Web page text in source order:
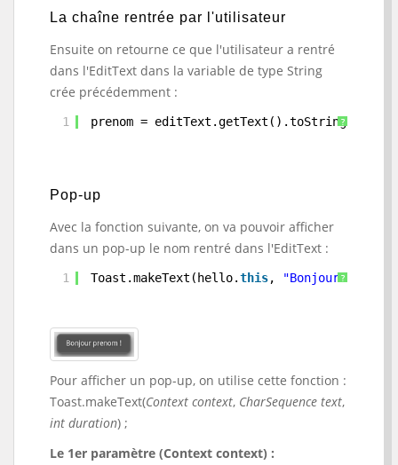
La chaîne rentrée par l'utilisateur
Ensuite on retourne ce que l'utilisateur a rentré
dans l'EditText dans la variable de type String
crée précédemment :
?
1 prenom = editText.getText().toString();
Pop-up
Avec la fonction suivante, on va pouvoir afficher
dans un pop-up le nom rentré dans l'EditText :
?
1 Toast.makeText(hello.this, "Bonjour "
Pour afficher un pop-up, on utilise cette fonction :
Toast.makeText(Context context, CharSequence text,
int duration) ;
Le 1er paramètre (Context context) :